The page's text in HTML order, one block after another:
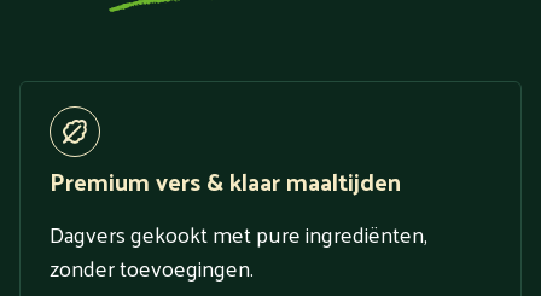
Premium vers & klaar maaltijden
Dagvers gekookt met pure ingrediënten,
zonder toevoegingen.